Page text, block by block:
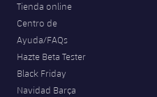
Tienda online
Centro de
Ayuda/FAQs
Hazte Beta Tester
Black Friday
Navidad Barça